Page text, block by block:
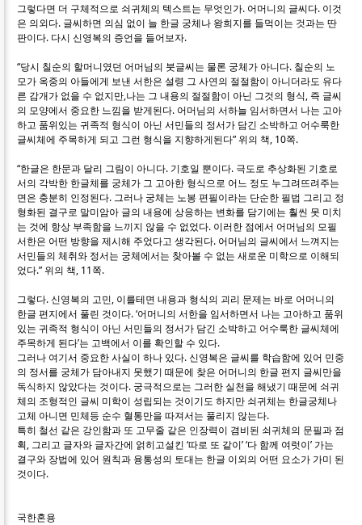
그렇다면 더 구체적으로 쇠귀체의 텍스트는 무엇인가. 어머니의 글씨다. 이것
은 의외다. 글씨하면 의심 없이 늘 한글 궁체나 왕희지를 들먹이는 것과는 딴
판이다. 다시 신영복의 증언을 들어보자.
“당시 칠순의 할머니였던 어머님의 붓글씨는 물론 궁체가 아니다. 칠순의 노
모가 옥중의 아들에게 보낸 서한은 설령 그 사연의 절절함이 아니더라도 유다
른 감개가 없을 수 없지만,나는 그 내용의 절절함이 아닌 그것의 형식, 즉 글씨
의 모양에서 중요한 느낌을 받게된다. 어머님의 서하늘 임서하면서 나는 고아
하고 품위있는 귀족적 형식이 아닌 서민들의 정서가 담긴 소박하고 어수룩한
글씨체에 주목하게 되고 그런 형식을 지향하게된다” 위의 책, 10쪽.
“한글은 한문과 달리 그림이 아니다. 기호일 뿐이다. 극도로 추상화된 기호로
서의 각박한 한글체를 궁체가 그 고아한 형식으로 어느 정도 누그려뜨려주는
면은 충분히 인정된다. 그러나 궁체는 노봉 편필이라는 단순한 필법 그리고 정
형화된 결구로 말미암아 글의 내용에 상응하는 변화를 담기에는 훨씬 못 미치
는 것에 항상 부족함을 느끼지 않을 수 없었다. 이러한 점에서 어머님의 모필
서한은 어떤 방향을 제시해 주었다고 생각된다. 어머님의 글씨에서 느껴지는
서민들의 체취와 정서는 궁체에서는 찾아볼 수 없는 새로운 미학으로 이해되
었다.” 위의 책, 11쪽.
그렇다. 신영복의 고민, 이를테면 내용과 형식의 괴리 문제는 바로 어머니의
한글 편지에서 풀린 것이다. ‘어머니의 서한을 임서하면서 나는 고아하고 품위
있는 귀족적 형식이 아닌 서민들의 정서가 담긴 소박하고 어수룩한 글씨체에
주목하게 된다’는 고백에서 이를 확인할 수 있다.
그러나 여기서 중요한 사실이 하나 있다. 신영복은 글씨를 학습함에 있어 민중
의 정서를 궁체가 담아내지 못했기 때문에 찾은 어머니의 한글 편지 글씨만을
독식하지 않았다는 것이다. 궁극적으로는 그러한 실천을 해냈기 때문에 쇠귀
체의 조형적인 글씨 미학이 성립되는 것이기도 하지만 쇠귀체는 한글궁체나
고체 아니면 민체등 순수 혈통만을 따져서는 풀리지 않는다.
특히 철선 같은 강인함과 또 고무줄 같은 인장력이 겸비된 쇠귀체의 문필과 점
획, 그리고 글자와 글자간에 얽히고설킨 ‘따로 또 같이’ ‘다 함께 여럿이’ 가는
결구와 장법에 있어 원칙과 융통성의 토대는 한글 이외의 어떤 요소가 가미 된
것이다.
국한혼용